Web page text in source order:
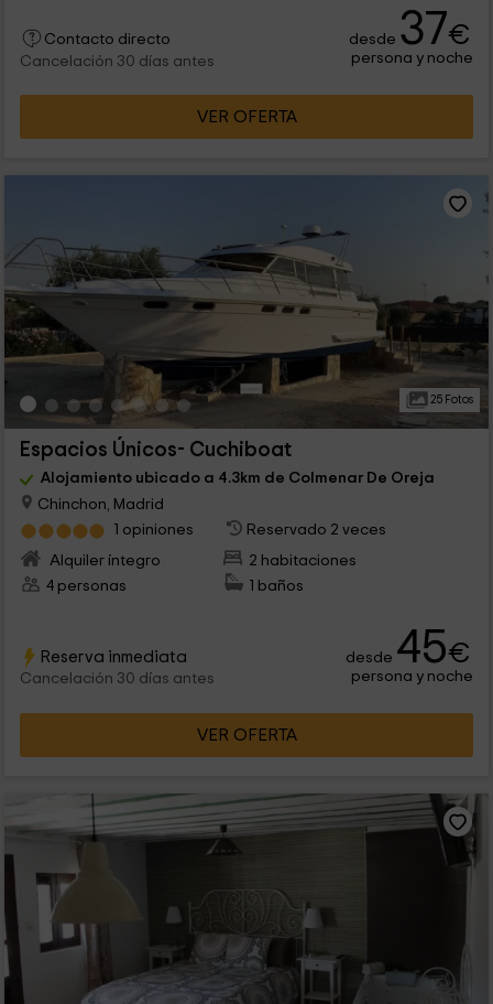
Contacto directo
Cancelación 30 días antes
desde 37€
persona y noche
VER OFERTA
25 Fotos
Espacios Únicos- Cuchiboat
Alojamiento ubicado a 4.3km de Colmenar De Oreja
Chinchon, Madrid
1 opiniones
Reservado 2 veces
Alquiler íntegro
2 habitaciones
4 personas
1 baños
Reserva inmediata
Cancelación 30 días antes
desde 45€
persona y noche
VER OFERTA